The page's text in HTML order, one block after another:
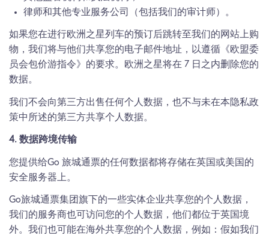
律师和其他专业服务公司（包括我们的审计师）。
如果您在进行欧洲之星列车的预订后跳转至我们的网站上购
物，我们将与他们共享您的电子邮件地址，以遵循《欧盟委
员会包价游指令》的要求。欧洲之星将在 7 日之内删除您的
数据。
我们不会向第三方出售任何个人数据，也不与未在本隐私政
策中所述的第三方共享个人数据。
4. 数据跨境传输
您提供给Go 旅城通票的任何数据都将存储在英国或美国的
安全服务器上。
Go旅城通票集团旗下的一些实体企业共享您的个人数据，
我们的服务商也可访问您的个人数据，他们都位于英国境
外。我们也可能在海外共享您的个人数据，例如：假如我们